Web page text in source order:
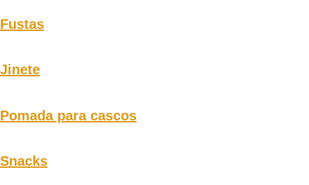
Fustas
Jinete
Pomada para cascos
Snacks